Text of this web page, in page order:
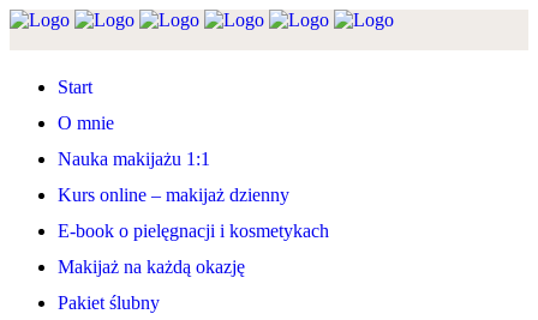
Start
O mnie
Nauka makijażu 1:1
Kurs online – makijaż dzienny
E-book o pielęgnacji i kosmetykach
Makijaż na każdą okazję
Pakiet ślubny